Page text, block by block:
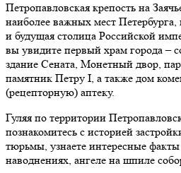
Петропавловская крепость на
наиболее важных мест Петербурга,
и будущая столица Российской
вы увидите первый храм города –
здание Сената, Монетный двор,
памятник Петру I, а также дом
(рецепторную) аптеку.
Гуляя по территории
познакомитесь с историей
тюрьмы, узнаете интересные факты
наводнениях, ангеле на шпиле